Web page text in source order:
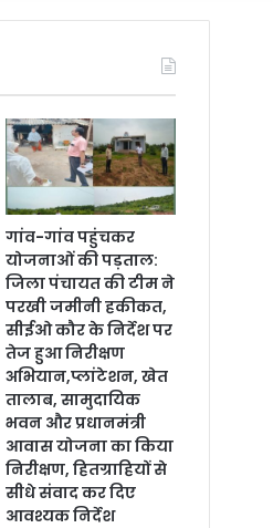
गांव-गांव पहुंचकर
योजनाओं की पड़ताल:
जिला पंचायत की टीम ने
परखी जमीनी हकीकत,
सीईओ कौर के निर्देश पर
तेज हुआ निरीक्षण
अभियान,प्लांटेशन, खेत
तालाब, सामुदायिक
भवन और प्रधानमंत्री
आवास योजना का किया
निरीक्षण, हितग्राहियों से
सीधे संवाद कर दिए
आवश्यक निर्देश